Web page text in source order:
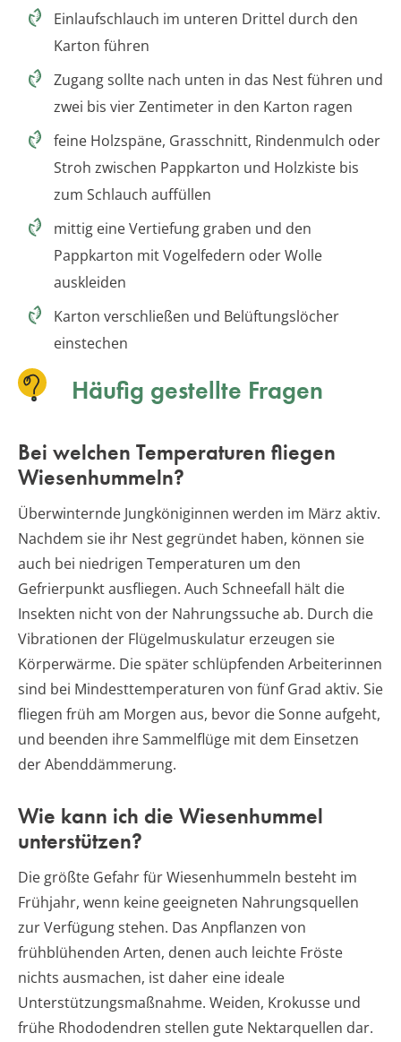
Einlaufschlauch im unteren Drittel durch den
Karton führen
Zugang sollte nach unten in das Nest führen und
zwei bis vier Zentimeter in den Karton ragen
feine Holzspäne, Grasschnitt, Rindenmulch oder
Stroh zwischen Pappkarton und Holzkiste bis
zum Schlauch auffüllen
mittig eine Vertiefung graben und den
Pappkarton mit Vogelfedern oder Wolle
auskleiden
Karton verschließen und Belüftungslöcher
einstechen
Häufig gestellte Fragen
Bei welchen Temperaturen fliegen
Wiesenhummeln?
Überwinternde Jungköniginnen werden im März aktiv.
Nachdem sie ihr Nest gegründet haben, können sie
auch bei niedrigen Temperaturen um den
Gefrierpunkt ausfliegen. Auch Schneefall hält die
Insekten nicht von der Nahrungssuche ab. Durch die
Vibrationen der Flügelmuskulatur erzeugen sie
Körperwärme. Die später schlüpfenden Arbeiterinnen
sind bei Mindesttemperaturen von fünf Grad aktiv. Sie
fliegen früh am Morgen aus, bevor die Sonne aufgeht,
und beenden ihre Sammelflüge mit dem Einsetzen
der Abenddämmerung.
Wie kann ich die Wiesenhummel
unterstützen?
Die größte Gefahr für Wiesenhummeln besteht im
Frühjahr, wenn keine geeigneten Nahrungsquellen
zur Verfügung stehen. Das Anpflanzen von
frühblühenden Arten, denen auch leichte Fröste
nichts ausmachen, ist daher eine ideale
Unterstützungsmaßnahme. Weiden, Krokusse und
frühe Rhododendren stellen gute Nektarquellen dar.